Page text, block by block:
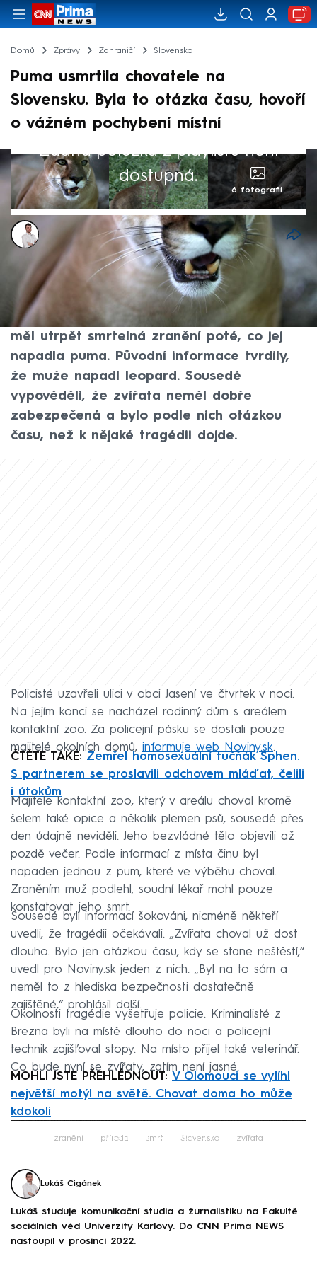
Domů Zprávy Zahraničí Slovensko
Puma usmrtila chovatele na
Slovensku. Byla to otázka času, hovoří
o vážném pochybení místní
Žádná položka z playlistu není
dostupná.
6 fotografií
Lukáš Cigánek
23. srp 2024, 08:28
V obci Jasení v okrese Brezno na Slovensku
přišel o život 63letý muž. Noviny.sk uvádí,
že mělo jít o majitele kontaktní zoo. Muž
měl utrpět smrtelná zranění poté, co jej
napadla puma. Původní informace tvrdily,
že muže napadl leopard. Sousedé
vypověděli, že zvířata neměl dobře
zabezpečená a bylo podle nich otázkou
času, než k nějaké tragédii dojde.
Policisté uzavřeli ulici v obci Jasení ve čtvrtek v noci.
Na jejím konci se nacházel rodinný dům s areálem
kontaktní zoo. Za policejní pásku se dostali pouze
majitelé okolních domů, informuje web Noviny.sk.
ČTĚTE TAKÉ: Zemřel homosexuální tučňák Sphen.
S partnerem se proslavili odchovem mláďat, čelili
i útokům
Majitele kontaktní zoo, který v areálu choval kromě
šelem také opice a několik plemen psů, sousedé přes
den údajně neviděli. Jeho bezvládné tělo objevili až
pozdě večer. Podle informací z místa činu byl
napaden jednou z pum, které ve výběhu choval.
Zraněním muž podlehl, soudní lékař mohl pouze
konstatovat jeho smrt.
Sousedé byli informací šokováni, nicméně někteří
uvedli, že tragédii očekávali. „Zvířata choval už dost
dlouho. Bylo jen otázkou času, kdy se stane neštěstí,“
uvedl pro Noviny.sk jeden z nich. „Byl na to sám a
neměl to z hlediska bezpečnosti dostatečně
zajištěné,“ prohlásil další.
Okolnosti tragédie vyšetřuje policie. Kriminalisté z
Brezna byli na místě dlouho do noci a policejní
technik zajišťoval stopy. Na místo přijel také veterinář.
Co bude nyní se zvířaty, zatím není jasné.
MOHLI JSTE PŘEHLÉDNOUT: V Olomouci se vylíhl
největší motýl na světě. Chovat doma ho může
kdokoli
Failed to fetch
zranění příroda smrt Slovensko zvířata
Lukáš Cigánek
Lukáš studuje komunikační studia a žurnalistiku na Fakultě
sociálních věd Univerzity Karlovy. Do CNN Prima NEWS
nastoupil v prosinci 2022.